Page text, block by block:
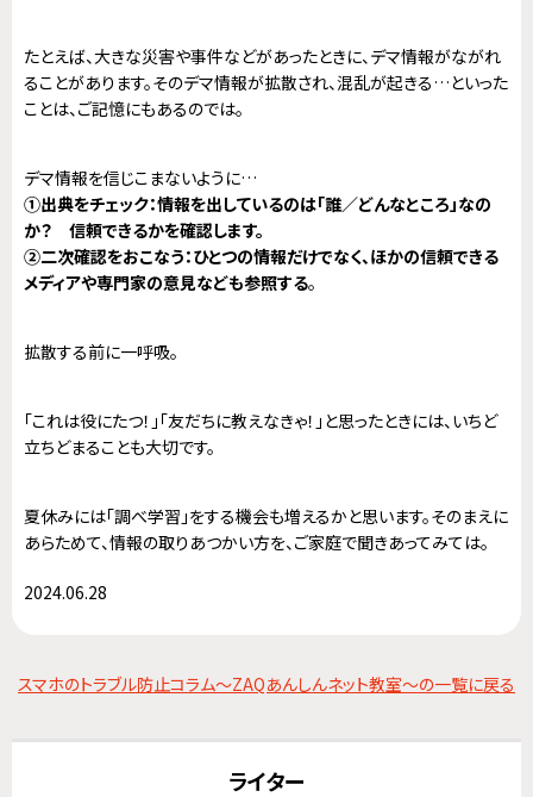
たとえば、大きな災害や事件などがあったときに、デマ情報がながれ
ることがあります。そのデマ情報が拡散され、混乱が起きる…といった
ことは、ご記憶にもあるのでは。
デマ情報を信じこまないように…
①出典をチェック：情報を出しているのは「誰／どんなところ」なの
か？ 信頼できるかを確認します。
②二次確認をおこなう：ひとつの情報だけでなく、ほかの信頼できる
メディアや専門家の意見なども参照する。
拡散する前に一呼吸。
「これは役にたつ！」「友だちに教えなきゃ！」と思ったときには、いちど
立ちどまることも大切です。
夏休みには「調べ学習」をする機会も増えるかと思います。そのまえに
あらためて、情報の取りあつかい方を、ご家庭で聞きあってみては。
2024.06.28
スマホのトラブル防止コラム～ZAQあんしんネット教室～の一覧に戻る
ライター